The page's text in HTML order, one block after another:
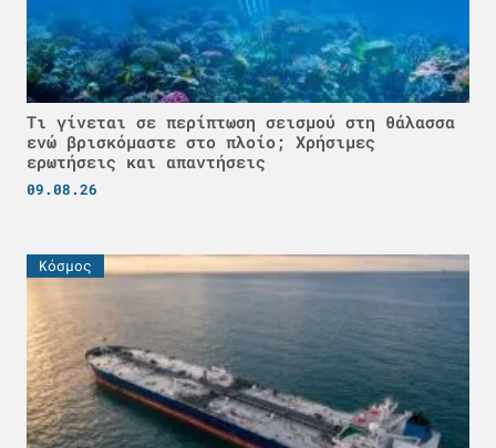
Τι γίνεται σε περίπτωση σεισμού στη θάλασσα
ενώ βρισκόμαστε στο πλοίο; Χρήσιμες
ερωτήσεις και απαντήσεις
09.08.26
Κόσμος